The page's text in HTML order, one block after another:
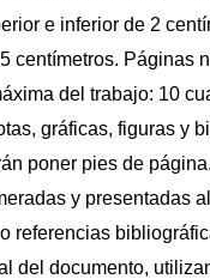
e inferior de 2
centímetros. Páginas
del trabajo: 10
gráficas, figuras y
poner pies de
y presentadas
referencias
del documento,